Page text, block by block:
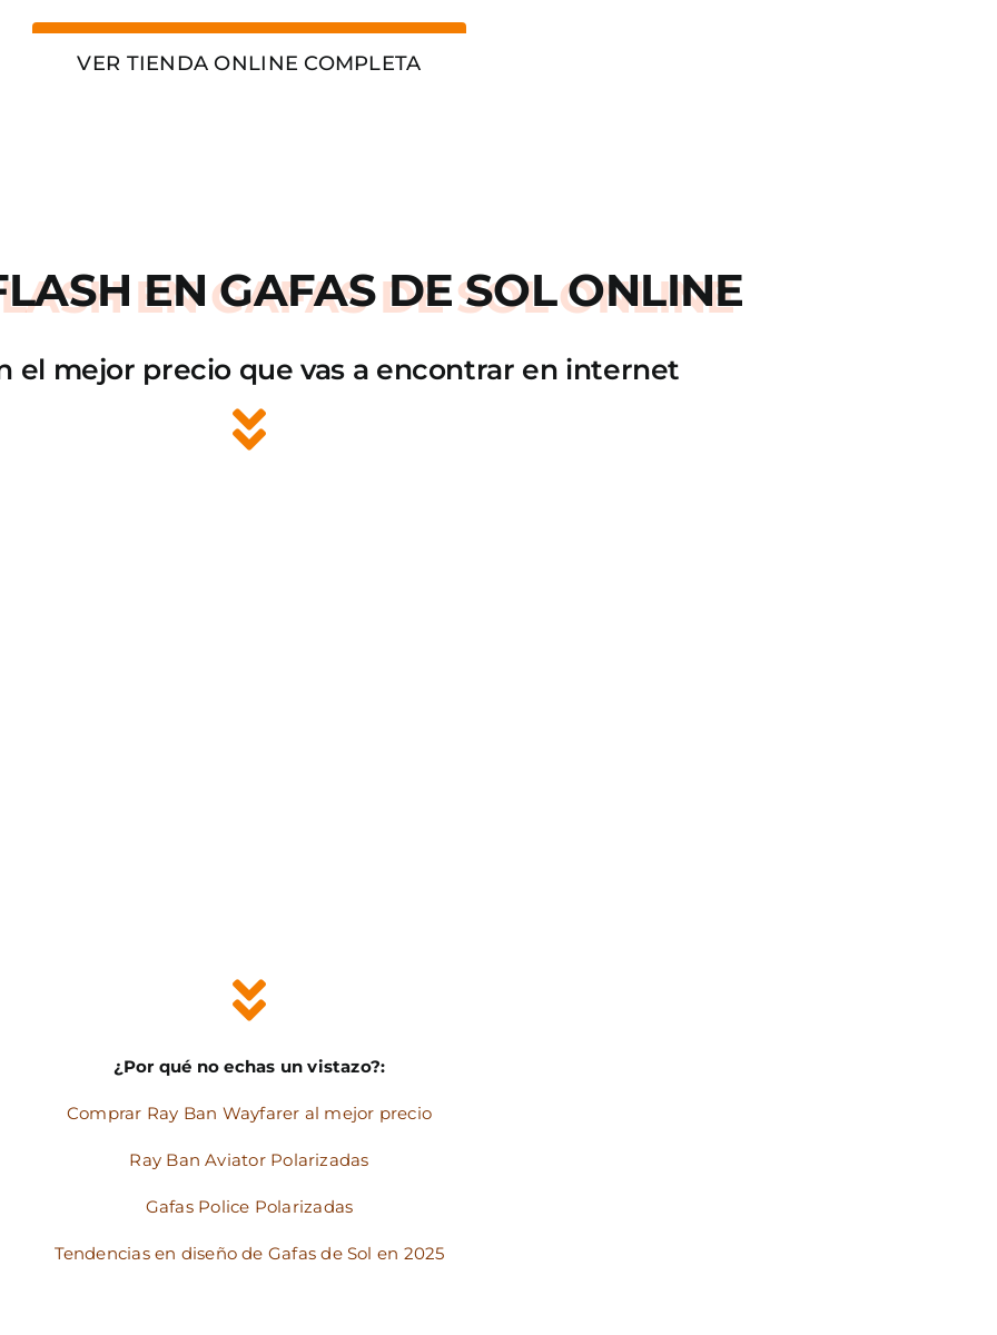
VER TIENDA ONLINE COMPLETA
EN GAFAS DE SOL ONLINE
el mejor precio que vas a encontrar en internet
¿Por qué no echas un vistazo?:
Comprar Ray Ban Wayfarer al mejor precio
Ray Ban Aviator Polarizadas
Gafas Police Polarizadas
Tendencias en diseño de Gafas de Sol en 2025